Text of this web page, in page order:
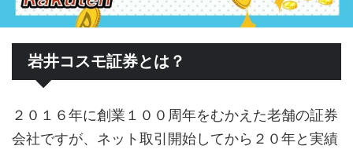
岩井コスモ証券とは？
２０１６年に創業１００周年をむかえた老舗の証券
会社ですが、ネット取引開始してから２０年と実績